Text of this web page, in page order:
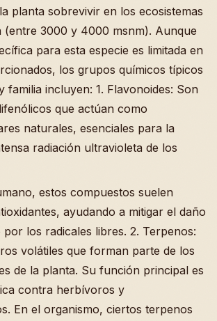
planta sobrevivir en los ecosistemas
(entre 3000 y 4000 msnm). Aunque
para esta especie es limitada en
los grupos químicos típicos
familia incluyen: 1. Flavonoides: Son
que actúan como
naturales, esenciales para la
radiación ultravioleta de los
estos compuestos suelen
ayudando a mitigar el daño
los radicales libres. 2. Terpenos:
volátiles que forman parte de los
de la planta. Su función principal es
contra herbívoros y
En el organismo, ciertos terpenos